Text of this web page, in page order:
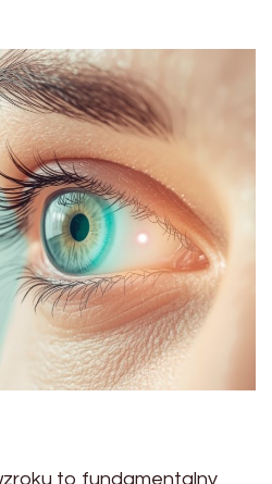
to fundamentalny